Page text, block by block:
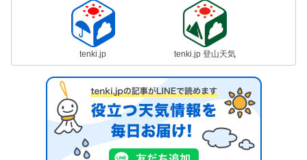
tenki.jp tenki.jp 登山天気